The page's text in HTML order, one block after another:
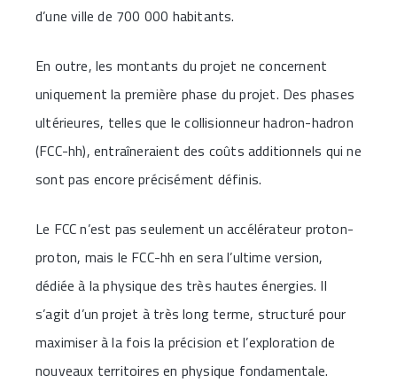
d’une ville de 700 000 habitants.
En outre, les montants du projet ne concernent
uniquement la première phase du projet. Des phases
ultérieures, telles que le collisionneur hadron-hadron
(FCC-hh), entraîneraient des coûts additionnels qui ne
sont pas encore précisément définis.
Le FCC n’est pas seulement un accélérateur proton-
proton, mais le FCC-hh en sera l’ultime version,
dédiée à la physique des très hautes énergies. Il
s’agit d’un projet à très long terme, structuré pour
maximiser à la fois la précision et l’exploration de
nouveaux territoires en physique fondamentale.